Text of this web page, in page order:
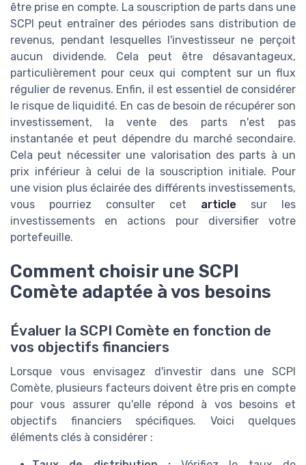
être prise en compte. La souscription de parts dans une
SCPI peut entraîner des périodes sans distribution de
revenus, pendant lesquelles l'investisseur ne perçoit
aucun dividende. Cela peut être désavantageux,
particulièrement pour ceux qui comptent sur un flux
régulier de revenus. Enfin, il est essentiel de considérer
le risque de liquidité. En cas de besoin de récupérer son
investissement, la vente des parts n'est pas
instantanée et peut dépendre du marché secondaire.
Cela peut nécessiter une valorisation des parts à un
prix inférieur à celui de la souscription initiale. Pour
une vision plus éclairée des différents investissements,
vous pourriez consulter cet article sur les
investissements en actions pour diversifier votre
portefeuille.
Comment choisir une SCPI
Comète adaptée à vos besoins
Évaluer la SCPI Comète en fonction de
vos objectifs financiers
Lorsque vous envisagez d'investir dans une SCPI
Comète, plusieurs facteurs doivent être pris en compte
pour vous assurer qu'elle répond à vos besoins et
objectifs financiers spécifiques. Voici quelques
éléments clés à considérer :